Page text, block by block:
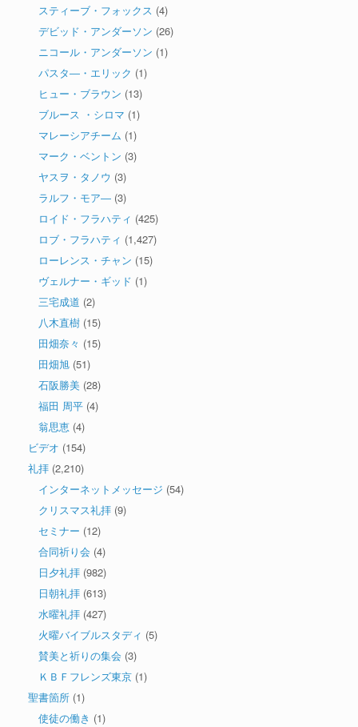
スティーブ・フォックス (4)
デビッド・アンダーソン (26)
ニコール・アンダーソン (1)
パスタ―・エリック (1)
ヒュー・ブラウン (13)
ブルース ・シロマ (1)
マレーシアチーム (1)
マーク・ベントン (3)
ヤスヲ・タノウ (3)
ラルフ・モア― (3)
ロイド・フラハティ (425)
ロブ・フラハティ (1,427)
ローレンス・チャン (15)
ヴェルナー・ギッド (1)
三宅成道 (2)
八木直樹 (15)
田畑奈々 (15)
田畑旭 (51)
石阪勝美 (28)
福田 周平 (4)
翁思恵 (4)
ビデオ (154)
礼拝 (2,210)
インターネットメッセージ (54)
クリスマス礼拝 (9)
セミナー (12)
合同祈り会 (4)
日夕礼拝 (982)
日朝礼拝 (613)
水曜礼拝 (427)
火曜バイブルスタディ (5)
賛美と祈りの集会 (3)
ＫＢＦフレンズ東京 (1)
聖書箇所 (1)
使徒の働き (1)